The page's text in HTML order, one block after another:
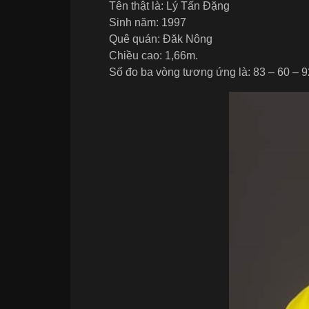
Tên thật là: Lý Tấn Đặng
Sinh năm: 1997
Quê quán: Đăk Nông
Chiều cao: 1,66m.
Số đo ba vòng tương ứng là: 83 – 60 –